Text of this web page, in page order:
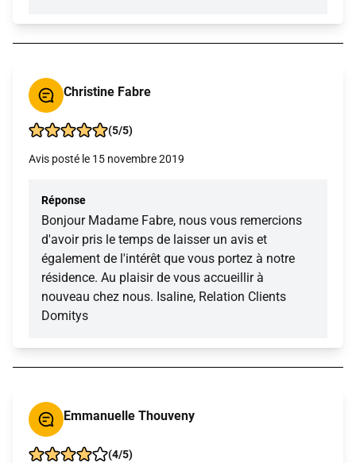
Christine Fabre
(5/5)
Avis posté le 15 novembre 2019
Réponse
Bonjour Madame Fabre, nous vous remercions
d'avoir pris le temps de laisser un avis et
également de l'intérêt que vous portez à notre
résidence. Au plaisir de vous accueillir à
nouveau chez nous. Isaline, Relation Clients
Domitys
Emmanuelle Thouveny
(4/5)